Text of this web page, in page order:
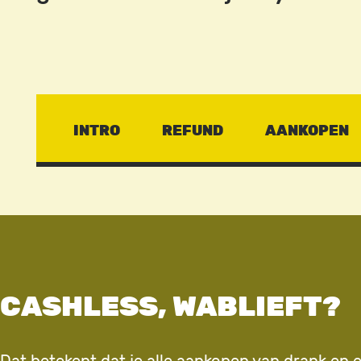
INTRO REFUND AANKOPEN
CASHLESS, WABLIEFT?